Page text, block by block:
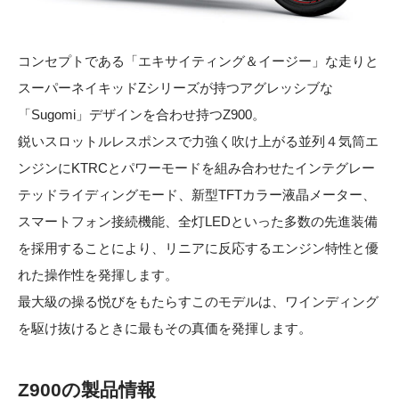
コンセプトである「エキサイティング＆イージー」な走りと
スーパーネイキッドZシリーズが持つアグレッシブな
「Sugomi」デザインを合わせ持つZ900。
鋭いスロットルレスポンスで力強く吹け上がる並列４気筒エ
ンジンにKTRCとパワーモードを組み合わせたインテグレー
テッドライディングモード、新型TFTカラー液晶メーター、
スマートフォン接続機能、全灯LEDといった多数の先進装備
を採用することにより、リニアに反応するエンジン特性と優
れた操作性を発揮します。
最大級の操る悦びをもたらすこのモデルは、ワインディング
を駆け抜けるときに最もその真価を発揮します。
Z900の製品情報